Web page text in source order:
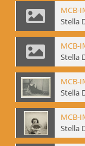
MCB-
Stella
MCB-
Stella
MCB-
Stella
MCB-
Stella